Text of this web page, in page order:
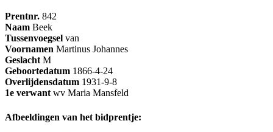
Prentnr. 842
Naam Beek
Tussenvoegsel van
Voornamen Martinus Johannes
GeslachtM
Geboortedatum 1866-4-24
Overlijdensdatum 1931-9-8
1e verwantwv Maria Mansfeld
Afbeeldingen van het bidprentje: